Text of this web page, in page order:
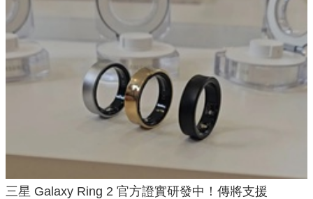
三星 Galaxy Ring 2 官方證實研發中！傳將支援